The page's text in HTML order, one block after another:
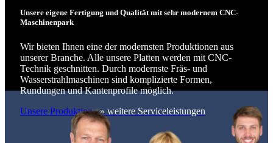
Unsere eigene Fertigung und Qualität mit sehr modernem CNC-
Maschinenpark
Wir bieten Ihnen eine der modernsten Produktionen aus
unserer Branche. Alle unsere Platten werden mit CNC-
Technik geschnitten. Durch modernste Fräs- und
Wasserstrahlmaschinen sind komplizierte Formen,
Rundungen und Kantenprofile möglich.
Unsere Produktion
» weitere Serviceleistungen